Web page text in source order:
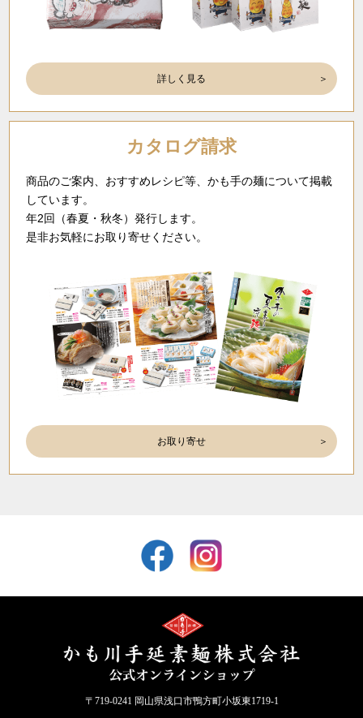
詳しく見る
カタログ請求
商品のご案内、おすすめレシピ等、かも手の麺について掲載
しています。
年2回（春夏・秋冬）発行します。
是非お気軽にお取り寄せください。
お取り寄せ
〒719-0241 岡山県浅口市鴨方町小坂東1719-1